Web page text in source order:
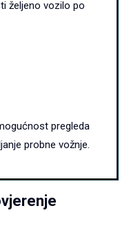
željeno vozilo po
pregleda
probne vožnje.